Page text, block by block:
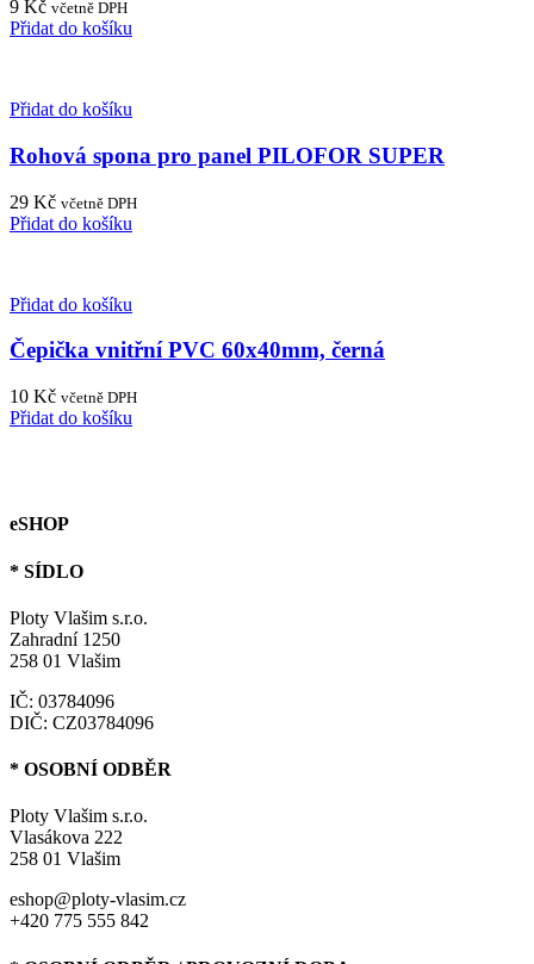
9 Kč včetně DPH
Přidat do košíku
Přidat do košíku
Rohová spona pro panel PILOFOR SUPER
29 Kč včetně DPH
Přidat do košíku
Přidat do košíku
Čepička vnitřní PVC 60x40mm, černá
10 Kč včetně DPH
Přidat do košíku
eSHOP
* SÍDLO
Ploty Vlašim s.r.o.
Zahradní 1250
258 01 Vlašim
IČ: 03784096
DIČ: CZ03784096
* OSOBNÍ ODBĚR
Ploty Vlašim s.r.o.
Vlasákova 222
258 01 Vlašim
eshop@ploty-vlasim.cz
+420 775 555 842